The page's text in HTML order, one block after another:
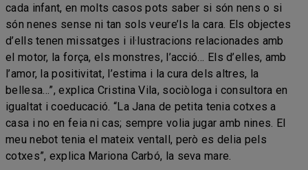
cada infant, en molts casos pots saber si són nens o si
són nenes sense ni tan sols veure’ls la cara. Els objectes
d’ells tenen missatges i il·lustracions relacionades amb
el motor, la força, els monstres, l’acció… Els d’elles, amb
l’amor, la positivitat, l’estima i la cura dels altres, la
bellesa…”, explica Cristina Vila, sociòloga i consultora en
igualtat i coeducació. “La Jana de petita tenia cotxes a
casa i no en feia ni cas; sempre volia jugar amb nines. El
meu nebot tenia el mateix ventall, però es delia pels
cotxes”, explica Mariona Carbó, la seva mare.